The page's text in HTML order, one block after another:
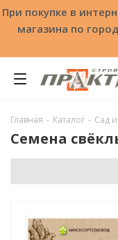
При покупке в
магазина по
Главная - Каталог - Сад
Семена